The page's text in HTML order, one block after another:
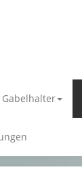
Gabelhalter